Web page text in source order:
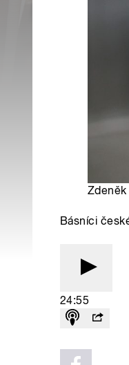
Zdeněk
Básníci
24:55